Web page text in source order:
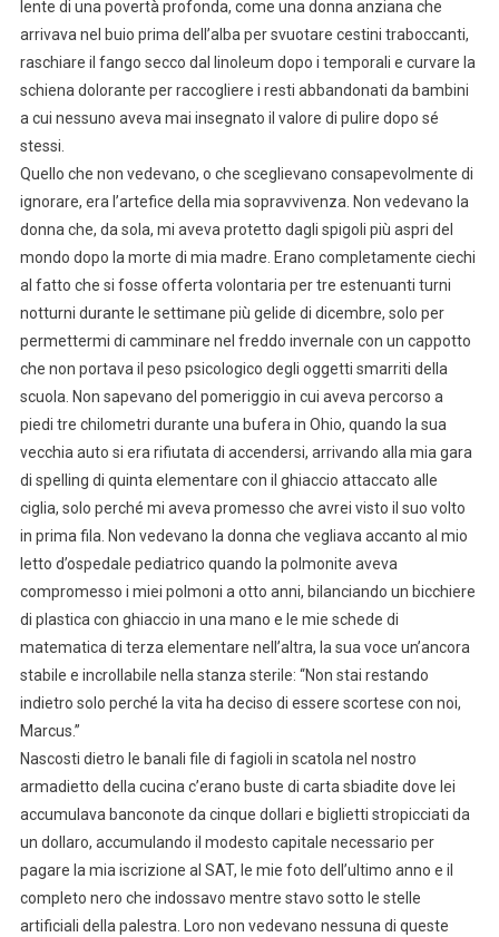
lente di una povertà profonda, come una donna anziana che
arrivava nel buio prima dell’alba per svuotare cestini traboccanti,
raschiare il fango secco dal linoleum dopo i temporali e curvare la
schiena dolorante per raccogliere i resti abbandonati da bambini
a cui nessuno aveva mai insegnato il valore di pulire dopo sé
stessi.
Quello che non vedevano, o che sceglievano consapevolmente di
ignorare, era l’artefice della mia sopravvivenza. Non vedevano la
donna che, da sola, mi aveva protetto dagli spigoli più aspri del
mondo dopo la morte di mia madre. Erano completamente ciechi
al fatto che si fosse offerta volontaria per tre estenuanti turni
notturni durante le settimane più gelide di dicembre, solo per
permettermi di camminare nel freddo invernale con un cappotto
che non portava il peso psicologico degli oggetti smarriti della
scuola. Non sapevano del pomeriggio in cui aveva percorso a
piedi tre chilometri durante una bufera in Ohio, quando la sua
vecchia auto si era rifiutata di accendersi, arrivando alla mia gara
di spelling di quinta elementare con il ghiaccio attaccato alle
ciglia, solo perché mi aveva promesso che avrei visto il suo volto
in prima fila. Non vedevano la donna che vegliava accanto al mio
letto d’ospedale pediatrico quando la polmonite aveva
compromesso i miei polmoni a otto anni, bilanciando un bicchiere
di plastica con ghiaccio in una mano e le mie schede di
matematica di terza elementare nell’altra, la sua voce un’ancora
stabile e incrollabile nella stanza sterile: “Non stai restando
indietro solo perché la vita ha deciso di essere scortese con noi,
Marcus.”
Nascosti dietro le banali file di fagioli in scatola nel nostro
armadietto della cucina c’erano buste di carta sbiadite dove lei
accumulava banconote da cinque dollari e biglietti stropicciati da
un dollaro, accumulando il modesto capitale necessario per
pagare la mia iscrizione al SAT, le mie foto dell’ultimo anno e il
completo nero che indossavo mentre stavo sotto le stelle
artificiali della palestra. Loro non vedevano nessuna di queste